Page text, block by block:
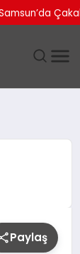
Çakallı
Paylaş